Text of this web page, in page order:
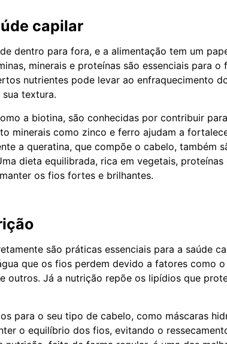
capilar
dentro para fora, e a alimentação tem um
minerais e proteínas são essenciais para o
nutrientes pode levar ao enfraquecimento
textura.
a biotina, são conhecidas por contribuir
minerais como zinco e ferro ajudam a
a queratina, que compõe o cabelo, também
dieta equilibrada, rica em vegetais, proteínas
os fios fortes e brilhantes.
são práticas essenciais para a saúde
que os fios perdem devido a fatores como
outros. Já a nutrição repõe os lipídios que
para o seu tipo de cabelo, como máscaras
o equilíbrio dos fios, evitando o